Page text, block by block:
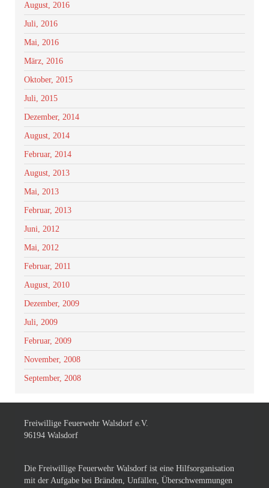
August, 2016
Juli, 2016
Mai, 2016
März, 2016
Oktober, 2015
Juli, 2015
Dezember, 2014
August, 2014
Februar, 2014
August, 2013
Mai, 2013
Februar, 2013
Juni, 2012
Mai, 2012
Februar, 2011
August, 2010
Dezember, 2009
Juli, 2009
Februar, 2009
November, 2008
September, 2008
Freiwillige Feuerwehr Walsdorf e.V.
96194 Walsdorf
Die Freiwillige Feuerwehr Walsdorf ist eine Hilfsorganisation
mit der Aufgabe bei Bränden, Unfällen, Überschwemmungen